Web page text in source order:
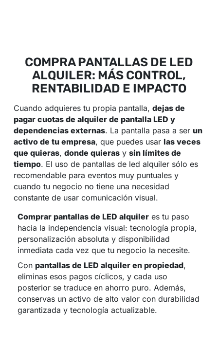
COMPRA PANTALLAS DE LED
ALQUILER: MÁS CONTROL,
RENTABILIDAD E IMPACTO
Cuando adquieres tu propia pantalla, dejas de
pagar cuotas de alquiler de pantalla LED y
dependencias externas. La pantalla pasa a ser un
activo de tu empresa, que puedes usar las veces
que quieras, donde quieras y sin límites de
tiempo. El uso de pantallas de led alquiler sólo es
recomendable para eventos muy puntuales y
cuando tu negocio no tiene una necesidad
constante de usar comunicación visual.
Comprar pantallas de LED alquiler es tu paso
hacia la independencia visual: tecnología propia,
personalización absoluta y disponibilidad
inmediata cada vez que tu negocio la necesite.
Con pantallas de LED alquiler en propiedad,
eliminas esos pagos cíclicos, y cada uso
posterior se traduce en ahorro puro. Además,
conservas un activo de alto valor con durabilidad
garantizada y tecnología actualizable.